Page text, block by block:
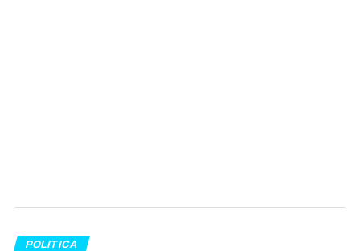
POLITICA